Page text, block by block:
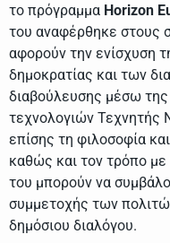
το πρόγραμμα Horizon
του αναφέρθηκε στους
αφορούν την ενίσχυση
δημοκρατίας και των
διαβούλευσης μέσω
τεχνολογιών Τεχνητής
επίσης τη φιλοσοφία
καθώς και τον τρόπο
του μπορούν να
συμμετοχής των
δημόσιου διαλόγου.